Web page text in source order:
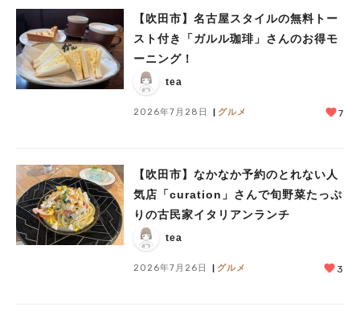
【吹田市】名古屋スタイルの無料トー
スト付き「ガルル珈琲」さんのお得モ
ーニング！
tea
2026年7月28日 グルメ 7
【吹田市】なかなか予約のとれない人
気店「curation」さんで旬野菜たっぷ
りの古民家イタリアンランチ
tea
2026年7月26日 グルメ 3